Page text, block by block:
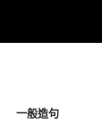
一般造句